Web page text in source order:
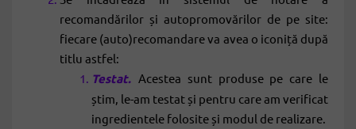
recomandărilor și autopromovărilor de pe site:
fiecare (auto)recomandare va avea o iconiță după
titlu astfel:
Testat. Acestea sunt produse pe care le
știm, le-am testat și pentru care am verificat
ingredientele folosite și modul de realizare.